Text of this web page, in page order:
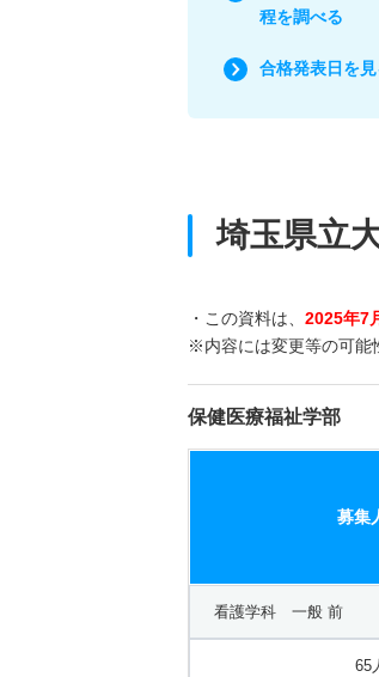
程を調べる
合格発表日を見
埼玉県立
・この資料は、 2025年7
※内容には変更等の可能
保健医療福祉学部
募集
看護学科 一般 前
65